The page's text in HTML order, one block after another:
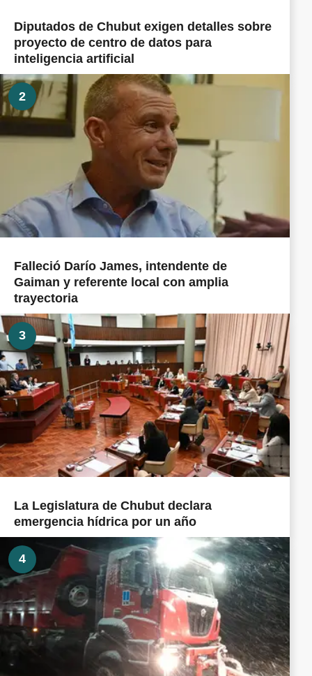
Diputados de Chubut exigen detalles sobre
proyecto de centro de datos para
inteligencia artificial
2
Falleció Darío James, intendente de
Gaiman y referente local con amplia
trayectoria
3
La Legislatura de Chubut declara
emergencia hídrica por un año
4